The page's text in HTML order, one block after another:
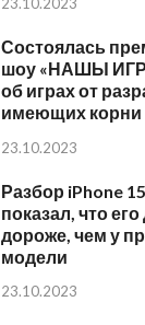
Состоялась
шоу «НАШЫ
об играх от
имеющих корни
23.10.2023
Разбор iPhone
показал, что
дороже, чем у
модели
23.10.2023